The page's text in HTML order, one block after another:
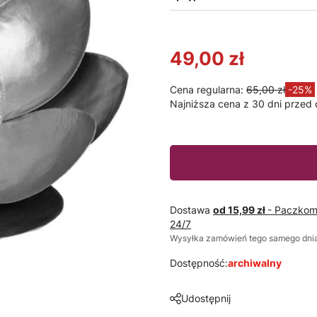
49,00 zł
Cena regularna: 65,00 zł -25%
Najniższa cena z 30 dni przed
Dostawa od 15,99 zł -
24/7
Wysyłka zamówień tego samego
Dostępność:archiwalny
Udostępnij